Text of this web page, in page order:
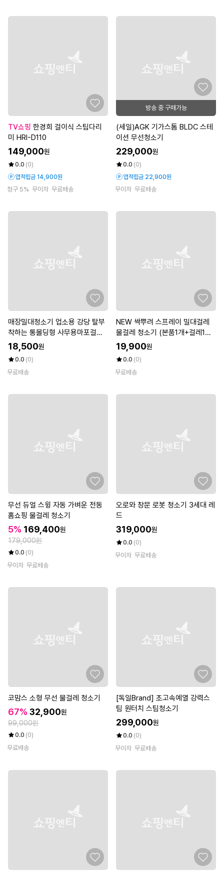
TV쇼핑
미 HRI-D110
149,000원
0.0 (0)
앱적립금 14,900원
청구 5% 무이자 무료배송
방송 중 구매가능
(세일)AGK 기가스톰 BLDC 스테
이션 무선청소기
229,000원
0.0 (0)
앱적립금 22,900원
무이자 무료배송
매장밀대청소기 업소용 강당 탈부
착하는 통몰딩형 사무용마포걸레
편한
18,500원
0.0 (0)
무료배송
NEW 싹뿌려 스프레이 밀대걸레
물걸레 청소기 (본품1개+걸레1장
+클리너1개)
19,900원
0.0 (0)
무료배송
무선 듀얼 스윙 자동 가벼운 전동
홈쇼핑 물걸레 청소기
5% 169,400원
179,000원
0.0 (0)
무이자 무료배송
오로와 창문 로봇 청소기 3세대 레
드
319,000원
0.0 (0)
무이자 무료배송
코맘스 소형 무선 물걸레 청소기
67% 32,900원
99,000원
0.0 (0)
무료배송
[독일Brand] 초고속예열 강력스
팀 원터치 스팀청소기
299,000원
0.0 (0)
무이자 무료배송